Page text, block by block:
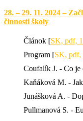
28. – 29. 11. 2024 –
činnosti školy
Článok [SK, pdf,
Program [SK,
Coufalík J. - Co je
Kaňáková M. -
Junášková A. -
Pullmanová S. -